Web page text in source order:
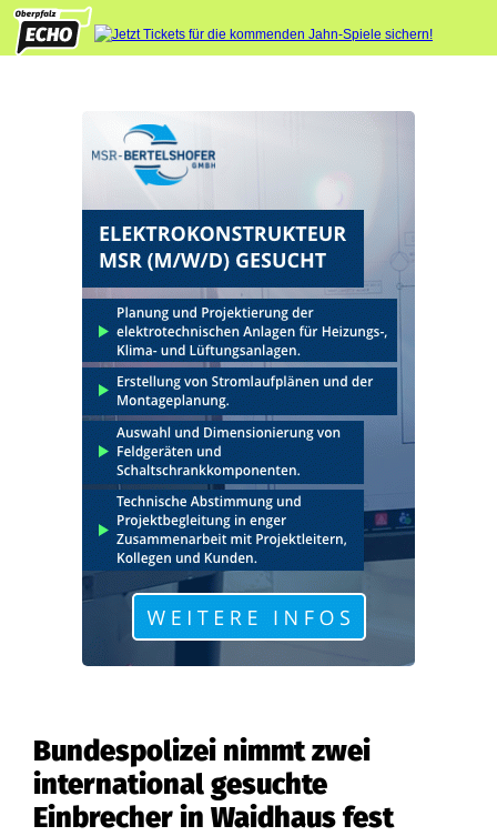
Bundespolizei nimmt zwei
international gesuchte
Einbrecher in Waidhaus fest